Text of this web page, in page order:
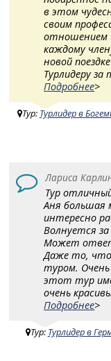
в этом
своим
отношением
каждому
новой
Турлидеру
Подробнее>
Тур: Турлидер в
Лариса
Тур
Аня большая
интересно
Волнуется
Может
Даже то, что
туром.
этот тур
очень
Подробнее>
Тур: Турлидер в